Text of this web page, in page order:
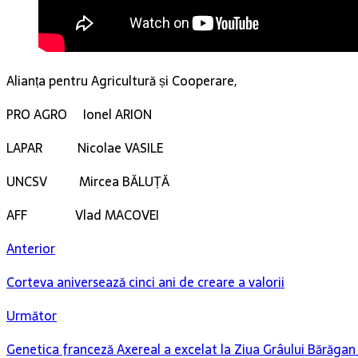
Alianța pentru Agricultură și Cooperare,
PRO AGRO Ionel ARION
LAPAR Nicolae VASILE
UNCSV Mircea BĂLUȚĂ
AFF Vlad MACOVEI
Anterior
Corteva aniversează cinci ani de creare a valorii
Următor
Genetica franceză Axereal a excelat la Ziua Grâului